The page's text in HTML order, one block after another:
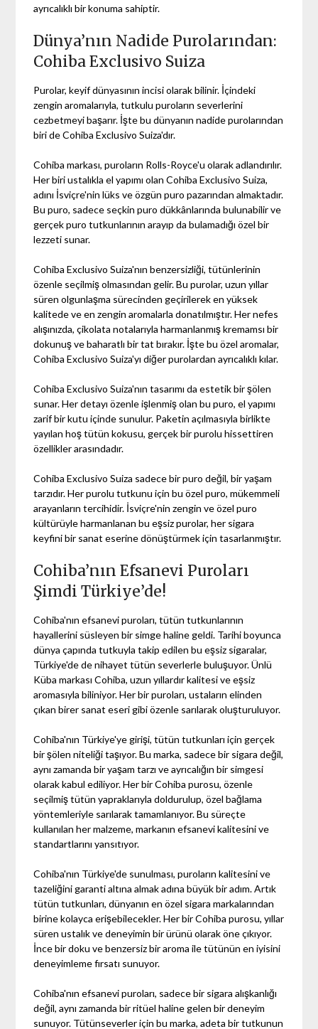
ayrıcalıklı bir konuma sahiptir.
Dünya’nın Nadide Purolarından:
Cohiba Exclusivo Suiza
Purolar, keyif dünyasının incisi olarak bilinir. İçindeki
zengin aromalarıyla, tutkulu puroların severlerini
cezbetmeyi başarır. İşte bu dünyanın nadide purolarından
biri de Cohiba Exclusivo Suiza'dır.
Cohiba markası, puroların Rolls-Royce'u olarak adlandırılır.
Her biri ustalıkla el yapımı olan Cohiba Exclusivo Suiza,
adını İsviçre'nin lüks ve özgün puro pazarından almaktadır.
Bu puro, sadece seçkin puro dükkânlarında bulunabilir ve
gerçek puro tutkunlarının arayıp da bulamadığı özel bir
lezzeti sunar.
Cohiba Exclusivo Suiza'nın benzersizliği, tütünlerinin
özenle seçilmiş olmasından gelir. Bu purolar, uzun yıllar
süren olgunlaşma sürecinden geçirilerek en yüksek
kalitede ve en zengin aromalarla donatılmıştır. Her nefes
alışınızda, çikolata notalarıyla harmanlanmış kremamsı bir
dokunuş ve baharatlı bir tat bırakır. İşte bu özel aromalar,
Cohiba Exclusivo Suiza'yı diğer purolardan ayrıcalıklı kılar.
Cohiba Exclusivo Suiza'nın tasarımı da estetik bir şölen
sunar. Her detayı özenle işlenmiş olan bu puro, el yapımı
zarif bir kutu içinde sunulur. Paketin açılmasıyla birlikte
yayılan hoş tütün kokusu, gerçek bir purolu hissettiren
özellikler arasındadır.
Cohiba Exclusivo Suiza sadece bir puro değil, bir yaşam
tarzıdır. Her purolu tutkunu için bu özel puro, mükemmeli
arayanların tercihidir. İsviçre'nin zengin ve özel puro
kültürüyle harmanlanan bu eşsiz purolar, her sigara
keyfini bir sanat eserine dönüştürmek için tasarlanmıştır.
Cohiba’nın Efsanevi Puroları
Şimdi Türkiye’de!
Cohiba'nın efsanevi puroları, tütün tutkunlarının
hayallerini süsleyen bir simge haline geldi. Tarihi boyunca
dünya çapında tutkuyla takip edilen bu eşsiz sigaralar,
Türkiye'de de nihayet tütün severlerle buluşuyor. Ünlü
Küba markası Cohiba, uzun yıllardır kalitesi ve eşsiz
aromasıyla biliniyor. Her bir puroları, ustaların elinden
çıkan birer sanat eseri gibi özenle sarılarak oluşturuluyor.
Cohiba'nın Türkiye'ye girişi, tütün tutkunları için gerçek
bir şölen niteliği taşıyor. Bu marka, sadece bir sigara değil,
aynı zamanda bir yaşam tarzı ve ayrıcalığın bir simgesi
olarak kabul ediliyor. Her bir Cohiba purosu, özenle
seçilmiş tütün yapraklarıyla doldurulup, özel bağlama
yöntemleriyle sarılarak tamamlanıyor. Bu süreçte
kullanılan her malzeme, markanın efsanevi kalitesini ve
standartlarını yansıtıyor.
Cohiba'nın Türkiye'de sunulması, puroların kalitesini ve
tazeliğini garanti altına almak adına büyük bir adım. Artık
tütün tutkunları, dünyanın en özel sigara markalarından
birine kolayca erişebilecekler. Her bir Cohiba purosu, yıllar
süren ustalık ve deneyimin bir ürünü olarak öne çıkıyor.
İnce bir doku ve benzersiz bir aroma ile tütünün en iyisini
deneyimleme fırsatı sunuyor.
Cohiba'nın efsanevi puroları, sadece bir sigara alışkanlığı
değil, aynı zamanda bir ritüel haline gelen bir deneyim
sunuyor. Tütünseverler için bu marka, adeta bir tutkunun